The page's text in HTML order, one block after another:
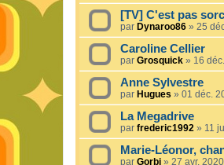
[TV] C'est pas
par Dynaroo86 » 25
Caroline Cellier
par Grosquick » 16
Anne Sylvestre
par Hugues » 01 déc.
La Megadrive
par frederic1992 » 11
Marie-Léonor,
par Gorbi » 27 avr.